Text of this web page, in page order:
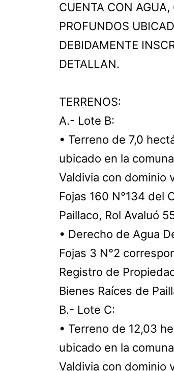
CUENTA CON AGUA,
PROFUNDOS
DEBIDAMENTE
DETALLAN.
TERRENOS:
A.- Lote B:
• Terreno de 7,0
ubicado en la
Valdivia con dominio
Fojas 160 N°134 del
Paillaco, Rol Avaluó
• Derecho de Agua
Fojas 3 N°2
Registro de
Bienes Raíces de
B.- Lote C:
• Terreno de 12,03
ubicado en la
Valdivia con dominio